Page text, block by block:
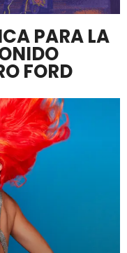
PARA LA
FORD